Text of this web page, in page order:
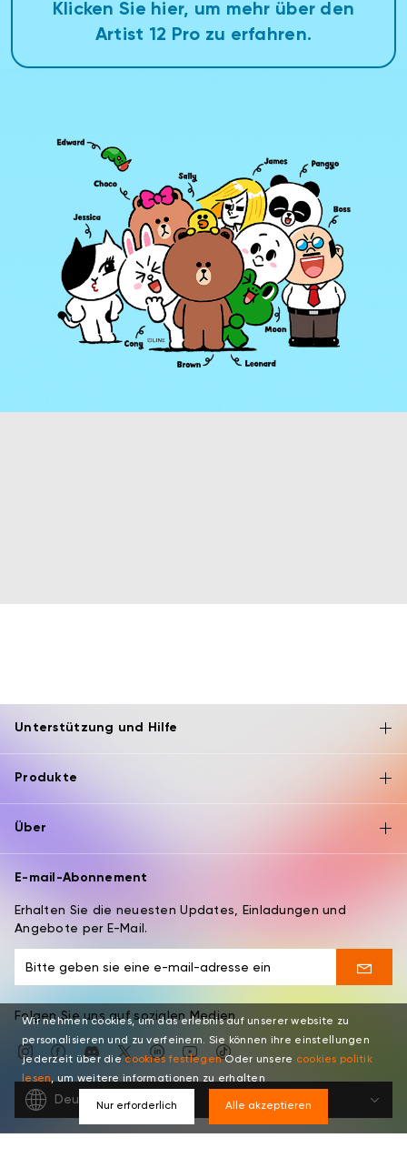
Klicken Sie hier, um mehr über den
Artist 12 Pro zu erfahren.
Unterstützung und Hilfe
Produkte
Über
E-mail-Abonnement
Erhalten Sie die neuesten Updates, Einladungen und
Angebote per E-Mail.
Folgen Sie uns auf sozialen Medien
Deutsch
Wir nehmen cookies, um das erlebnis auf unserer website zu
personalisieren und zu verfeinern. Sie können ihre einstellungen
jederzeit über die cookies festlegenOder unsere cookies politik
lesen, um weitere informationen zu erhalten
Nur erforderlich Alle akzeptieren